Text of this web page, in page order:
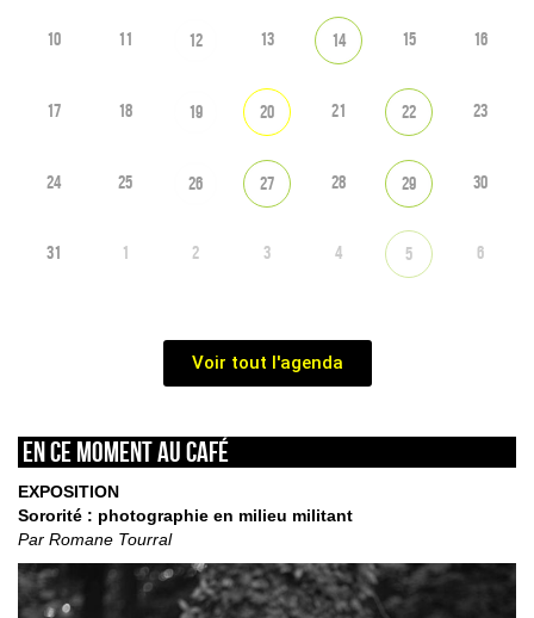
10 11 12 13 14 15 16
17 18 19 20 21 22 23
24 25 26 27 28 29 30
31 1 2 3 4 5 6
Voir tout l'agenda
En ce moment au café
EXPOSITION
Sororité : photographie en milieu militant
Par Romane Tourral